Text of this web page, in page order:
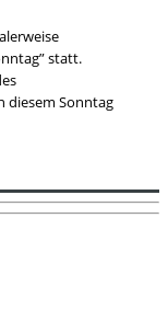
statt.
diesem Sonntag